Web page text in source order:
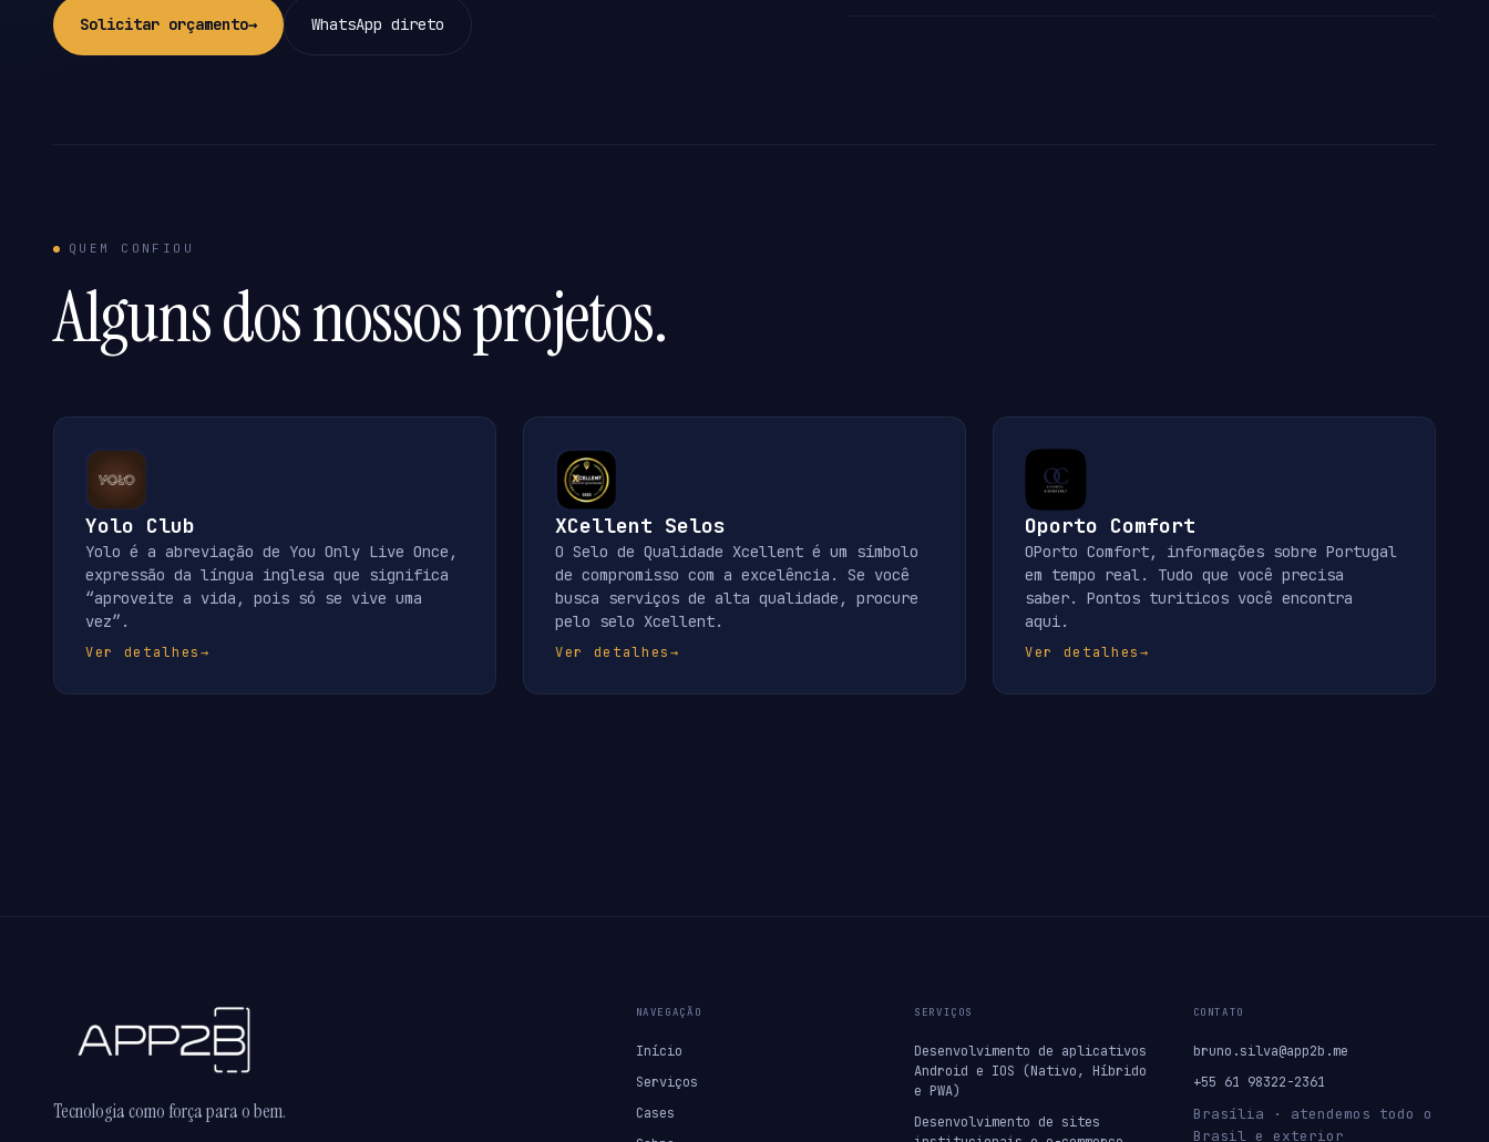
Solicitar orçamento→ WhatsApp direto
QUEM CONFIOU
Alguns dos nossos projetos.
Yolo Club
Yolo é a abreviação de You Only Live Once,
expressão da língua inglesa que significa
“aproveite a vida, pois só se vive uma
vez”.
Ver detalhes→
XCellent Selos
O Selo de Qualidade Xcellent é um símbolo
de compromisso com a excelência. Se você
busca serviços de alta qualidade, procure
pelo selo Xcellent.
Ver detalhes→
Oporto Comfort
OPorto Comfort, informações sobre Portugal
em tempo real. Tudo que você precisa
saber. Pontos turiticos você encontra
aqui.
Ver detalhes→
Tecnologia como força para o bem.
NAVEGAÇÃO
Início
Serviços
Cases
SERVIÇOS
Desenvolvimento de aplicativos
Android e IOS (Nativo, Híbrido
e PWA)
Desenvolvimento de sites
CONTATO
bruno.silva@app2b.me
+55 61 98322-2361
Brasília · atendemos todo o
Brasil e exterior